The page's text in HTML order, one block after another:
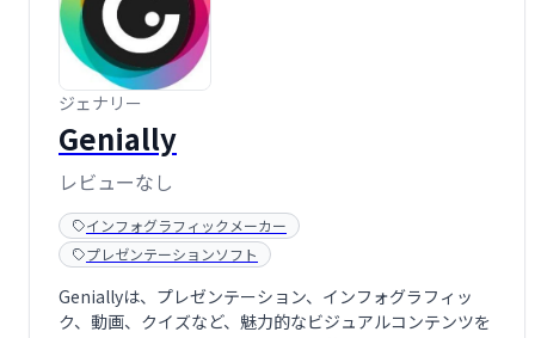
ジェナリー
Genially
レビューなし
インフォグラフィックメーカー
プレゼンテーションソフト
Geniallyは、プレゼンテーション、インフォグラフィッ
ク、動画、クイズなど、魅力的なビジュアルコンテンツを